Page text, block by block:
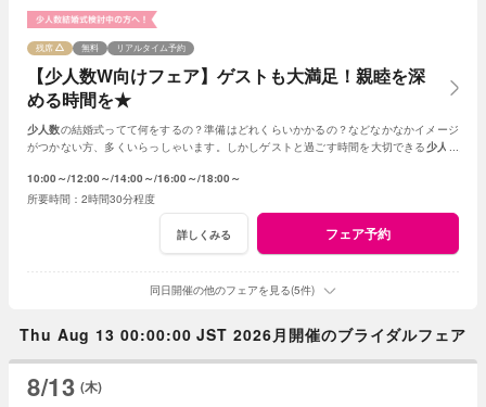
【少人数W向けフェア】ゲストも大満足！親睦を深
める時間を★
残席 無料 リアルタイム予約
少人数の結婚式ってて何をするの？準備はどれくらいかかるの？などなかなかイメージ
がつかない方、多くいらっしゃいます。しかしゲストと過ごす時間を大切できる少人数
10:00～ 12:00～ 14:00～ 16:00～ 18:00～
2時間30分程度
詳しくみる フェア予約
同日開催の他のフェアを見る(5件)
Thu Aug 13 00:00:00 JST 2026月開催のブライダルフェア
8/13 (木)